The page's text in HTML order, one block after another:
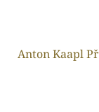
Anton Kaapl